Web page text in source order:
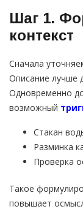
Шаг 1.
контекст
Сначала
Описание лучше
Одновременно
возможный
Стакан
Разминка
Проверка
Такое
повышает